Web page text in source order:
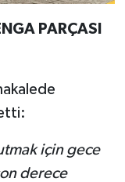
PARÇASI
için gece
derece